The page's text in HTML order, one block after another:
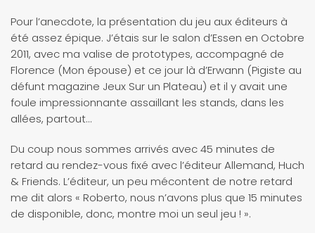
Pour l’anecdote, la présentation du jeu aux éditeurs à
été assez épique. J’étais sur le salon d’Essen en Octobre
2011, avec ma valise de prototypes, accompagné de
Florence (Mon épouse) et ce jour là d’Erwann (Pigiste au
défunt magazine Jeux Sur un Plateau) et il y avait une
foule impressionnante assaillant les stands, dans les
allées, partout…
Du coup nous sommes arrivés avec 45 minutes de
retard au rendez-vous fixé avec l’éditeur Allemand, Huch
& Friends. L’éditeur, un peu mécontent de notre retard
me dit alors « Roberto, nous n’avons plus que 15 minutes
de disponible, donc, montre moi un seul jeu ! ».